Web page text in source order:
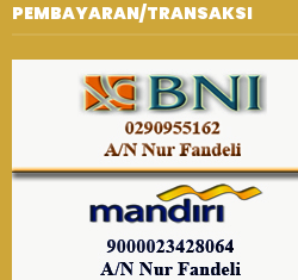
PEMBAYARAN/TRANSAKSI